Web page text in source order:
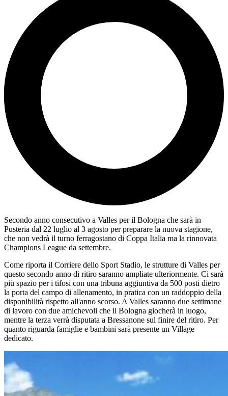
Secondo anno consecutivo a Valles per il Bologna che sarà in
Pusteria dal 22 luglio al 3 agosto per preparare la nuova stagione,
che non vedrà il turno ferragostano di Coppa Italia ma la rinnovata
Champions League da settembre.
Come riporta il Corriere dello Sport Stadio, le strutture di Valles per
questo secondo anno di ritiro saranno ampliate ulteriormente. Ci sarà
più spazio per i tifosi con una tribuna aggiuntiva da 500 posti dietro
la porta del campo di allenamento, in pratica con un raddoppio della
disponibilità rispetto all'anno scorso. A Valles saranno due settimane
di lavoro con due amichevoli che il Bologna giocherà in luogo,
mentre la terza verrà disputata a Bressanone sul finire del ritiro. Per
quanto riguarda famiglie e bambini sarà presente un Village
dedicato.